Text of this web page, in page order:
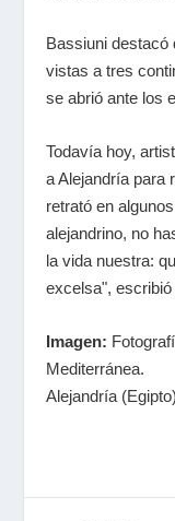
Bassiuni destacó
vistas a tres
se abrió ante los
Todavía hoy,
a Alejandría para
retrató en
alejandrino, no
la vida nuestra:
excelsa", escribió
Imagen:
Mediterránea.
Alejandría